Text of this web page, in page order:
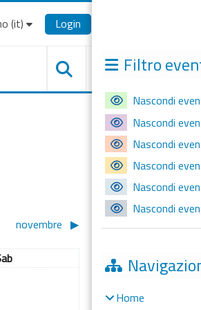
Blocchi
Filtro
Nascondi
Nascondi
Nascondi
Nascondi
Nascondi
Nascondi
Home
‎(it)‎ Login
novembre ▶︎
ottobreevento, sabato 5 ottobre